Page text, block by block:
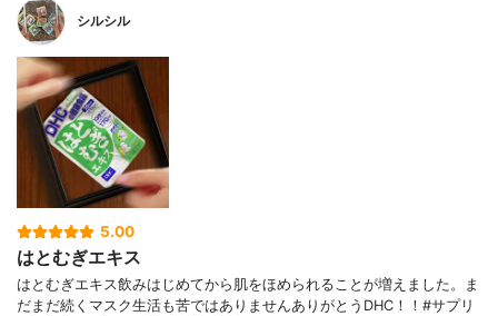
シルシル
5.00
はとむぎエキス
はとむぎエキス飲みはじめてから肌をほめられることが増えました。ま
だまだ続くマスク生活も苦ではありませんありがとうDHC！！#サプリ